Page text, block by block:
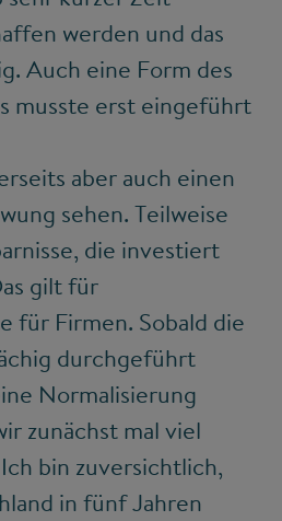
werden und das
Auch eine Form des
musste erst eingeführt
aber auch einen
sehen. Teilweise
die investiert
gilt für
für Firmen. Sobald die
durchgeführt
Normalisierung
zunächst mal viel
bin zuversichtlich,
in fünf Jahren